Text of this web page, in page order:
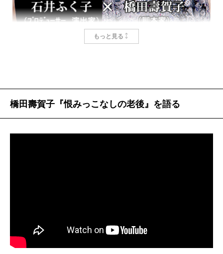
橋田壽賀子、石井ふく子
組んで60年
もっと見る
橋田壽賀子『恨みっこなしの老後』を語る